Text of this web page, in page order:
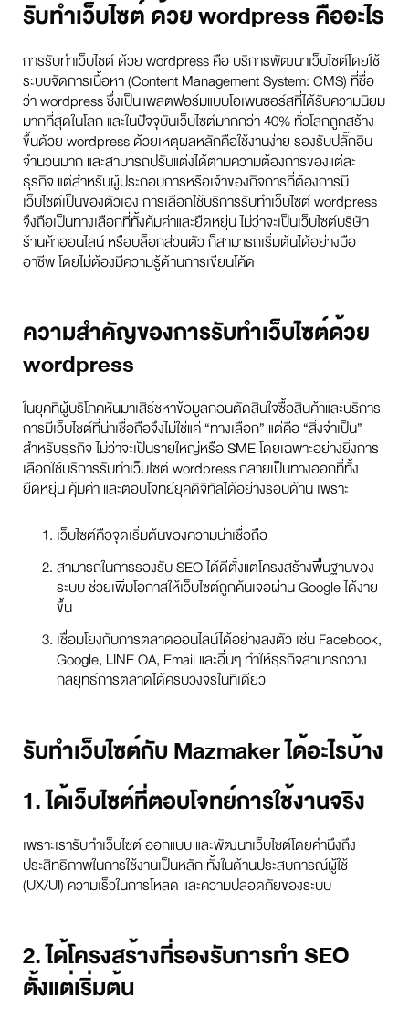
รับทำเว็บไซต์ ด้วย wordpress คืออะไร
การรับทำเว็บไซต์ ด้วย wordpress คือ บริการพัฒนาเว็บไซต์โดยใช้
ระบบจัดการเนื้อหา (Content Management System: CMS) ที่ชื่อ
ว่า wordpress ซึ่งเป็นแพลตฟอร์มแบบโอเพนซอร์สที่ได้รับความนิยม
มากที่สุดในโลก และในปัจจุบันเว็บไซต์มากกว่า 40% ทั่วโลกถูกสร้าง
ขึ้นด้วย wordpress ด้วยเหตุผลหลักคือใช้งานง่าย รองรับปลั๊กอิน
จำนวนมาก และสามารถปรับแต่งได้ตามความต้องการของแต่ละ
ธุรกิจ แต่สำหรับผู้ประกอบการหรือเจ้าของกิจการที่ต้องการมี
เว็บไซต์เป็นของตัวเอง การเลือกใช้บริการรับทำเว็บไซต์ wordpress
จึงถือเป็นทางเลือกที่ทั้งคุ้มค่าและยืดหยุ่น ไม่ว่าจะเป็นเว็บไซต์บริษัท
ร้านค้าออนไลน์ หรือบล็อกส่วนตัว ก็สามารถเริ่มต้นได้อย่างมือ
อาชีพ โดยไม่ต้องมีความรู้ด้านการเขียนโค้ด
ความสำคัญของการรับทำเว็บไซต์ด้วย
wordpress
ในยุคที่ผู้บริโภคหันมาเสิร์ชหาข้อมูลก่อนตัดสินใจซื้อสินค้าและบริการ
การมีเว็บไซต์ที่น่าเชื่อถือจึงไม่ใช่แค่ “ทางเลือก” แต่คือ “สิ่งจำเป็น”
สำหรับธุรกิจ ไม่ว่าจะเป็นรายใหญ่หรือ SME โดยเฉพาะอย่างยิ่งการ
เลือกใช้บริการรับทำเว็บไซต์ wordpress กลายเป็นทางออกที่ทั้ง
ยืดหยุ่น คุ้มค่า และตอบโจทย์ยุคดิจิทัลได้อย่างรอบด้าน เพราะ
เว็บไซต์คือจุดเริ่มต้นของความน่าเชื่อถือ
สามารถในการรองรับ SEO ได้ดีตั้งแต่โครงสร้างพื้นฐานของ
ระบบ ช่วยเพิ่มโอกาสให้เว็บไซต์ถูกค้นเจอผ่าน Google ได้ง่าย
ขึ้น
เชื่อมโยงกับการตลาดออนไลน์ได้อย่างลงตัว เช่น Facebook,
Google, LINE OA, Email และอื่นๆ ทำให้ธุรกิจสามารถวาง
กลยุทธ์การตลาดได้ครบวงจรในที่เดียว
รับทำเว็บไซต์กับ Mazmaker ได้อะไรบ้าง
1. ได้เว็บไซต์ที่ตอบโจทย์การใช้งานจริง
เพราะเรารับทำเว็บไซต์ ออกแบบ และพัฒนาเว็บไซต์โดยคำนึงถึง
ประสิทธิภาพในการใช้งานเป็นหลัก ทั้งในด้านประสบการณ์ผู้ใช้
(UX/UI) ความเร็วในการโหลด และความปลอดภัยของระบบ
2. ได้โครงสร้างที่รองรับการทำ SEO
ตั้งแต่เริ่มต้น